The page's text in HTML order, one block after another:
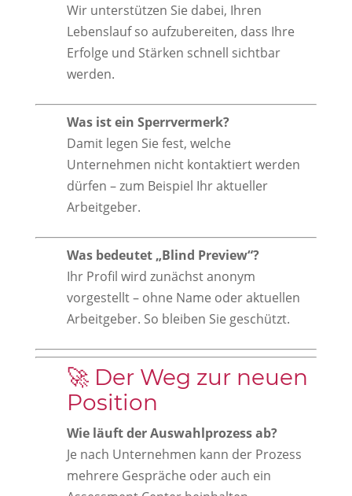
Wir unterstützen Sie dabei, Ihren
Lebenslauf so aufzubereiten, dass Ihre
Erfolge und Stärken schnell sichtbar
werden.
Was ist ein Sperrvermerk?
Damit legen Sie fest, welche
Unternehmen nicht kontaktiert werden
dürfen – zum Beispiel Ihr aktueller
Arbeitgeber.
Was bedeutet „Blind Preview“?
Ihr Profil wird zunächst anonym
vorgestellt – ohne Name oder aktuellen
Arbeitgeber. So bleiben Sie geschützt.
🚀 Der Weg zur neuen
Position
Wie läuft der Auswahlprozess ab?
Je nach Unternehmen kann der Prozess
mehrere Gespräche oder auch ein